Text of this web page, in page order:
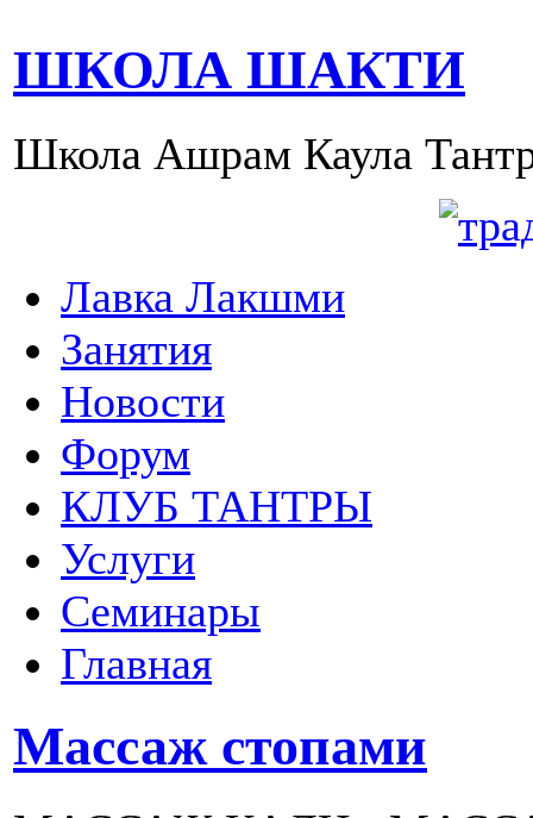
ШКОЛА ШАКТИ
Школа Ашрам Каула
Лавка Лакшми
Занятия
Новости
Форум
КЛУБ ТАНТРЫ
Услуги
Семинары
Главная
Массаж стопами